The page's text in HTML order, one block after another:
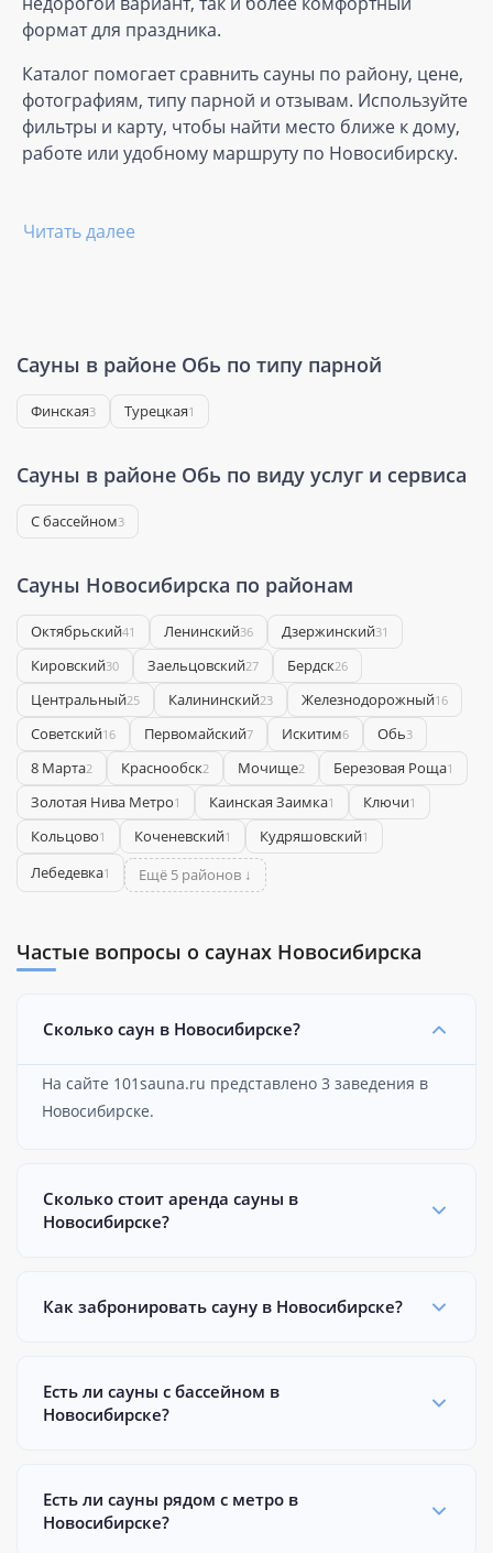
формат для праздника.
Каталог помогает сравнить сауны по району, цене,
фотографиям, типу парной и отзывам. Используйте
фильтры и карту, чтобы найти место ближе к дому,
работе или удобному маршруту по Новосибирску.
Читать далее
Сауны в районе Обь по типу парной
Финская3 Турецкая1
Сауны в районе Обь по виду услуг и сервиса
С бассейном3
Сауны Новосибирска по районам
Октябрьский41 Ленинский36 Дзержинский31
Кировский30 Заельцовский27 Бердск26
Центральный25 Калининский23 Железнодорожный16
Советский16 Первомайский7 Искитим6 Обь3
8 Марта2 Краснообск2 Мочище2 Березовая Роща1
Золотая Нива Метро1 Каинская Заимка1 Ключи1
Кольцово1 Коченевский1 Кудряшовский1
Лебедевка1 Ещё 5 районов ↓
Частые вопросы о саунах Новосибирска
Сколько саун в Новосибирске?
На сайте 101sauna.ru представлено 3 заведения в
Новосибирске.
Сколько стоит аренда сауны в
Новосибирске?
Как забронировать сауну в Новосибирске?
Есть ли сауны с бассейном в
Новосибирске?
Есть ли сауны рядом с метро в
Новосибирске?